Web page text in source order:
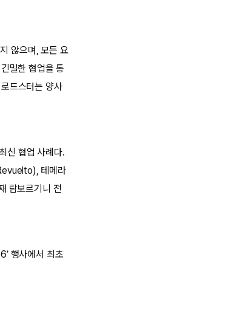
않으며, 모든 요
밀한 협업을 통
드스터는 양사
신 협업 사례다.
테메라
람보르기니 전
행사에서 최초